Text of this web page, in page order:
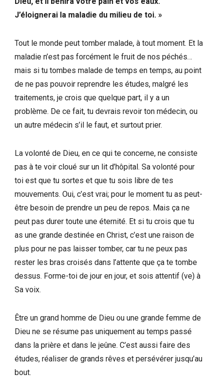
J’éloignerai la maladie du milieu de toi. »
Tout le monde peut tomber malade, à tout moment. Et la
maladie n’est pas forcément le fruit de nos péchés…
mais si tu tombes malade de temps en temps, au point
de ne pas pouvoir reprendre les études, malgré les
traitements, je crois que quelque part, il y a un
problème. De ce fait, tu devrais revoir ton médecin, ou
un autre médecin s’il le faut, et surtout prier.
La volonté de Dieu, en ce qui te concerne, ne consiste
pas à te voir cloué sur un lit d’hôpital. Sa volonté pour
toi est que tu sortes et que tu sois libre de tes
mouvements. Oui, c’est vrai; pour le moment tu as peut-
être besoin de prendre un peu de repos. Mais ça ne
peut pas durer toute une éternité. Et si tu crois que tu
as une grande destinée en Christ, c’est une raison de
plus pour ne pas laisser tomber, car tu ne peux pas
rester les bras croisés dans l’attente que ça te tombe
dessus. Forme-toi de jour en jour, et sois attentif (ve) à
Sa voix.
Être un grand homme de Dieu ou une grande femme de
Dieu ne se résume pas uniquement au temps passé
dans la prière et dans le jeûne. C’est aussi faire des
études, réaliser de grands rêves et persévérer jusqu’au
bout.